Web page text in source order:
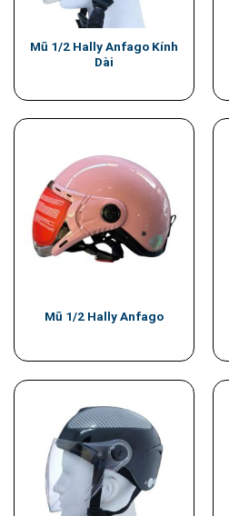
Mũ 1/2 Hally Anfago Kính
Dài
Mũ 1/2 Hally Anfago